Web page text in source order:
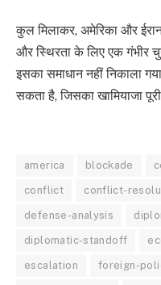
कुल मिलाकर, अमेरिका और
और स्थिरता के लिए एक गंभीर
इसका समाधान नहीं निकाला
सकता है, जिसका खामियाजा
america blockade
conflict conflict-
defense-analysis
diplomatic-standoff
escalation foreign-